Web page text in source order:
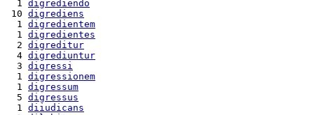
  1
digrediendo
10 digrediens
  1
digredientem
  1
digredientes
  2
digreditur
  4
digrediuntur
  3
digressi
  1
digressionem
  1
digressum
  5
digressus
  1
diiudicans